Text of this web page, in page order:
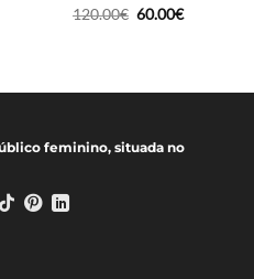
120.00€ O
60.00€O
feminino, situada no